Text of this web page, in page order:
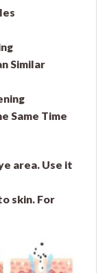
Similar
Same Time
area. Use it
skin. For